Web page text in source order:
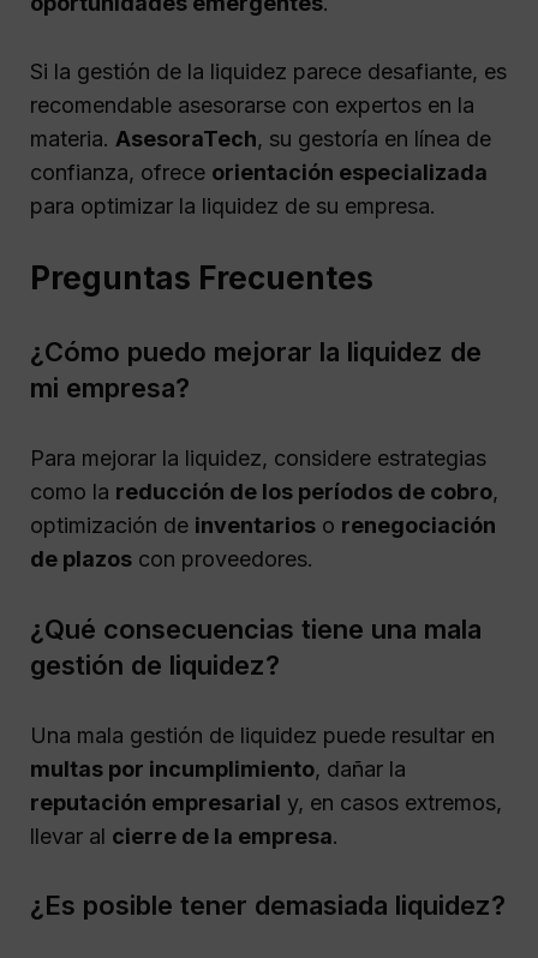
Si la gestión de la liquidez parece desafiante, es
recomendable asesorarse con expertos en la
materia. AsesoraTech, su gestoría en línea de
confianza, ofrece orientación especializada
para optimizar la liquidez de su empresa.
Preguntas Frecuentes
¿Cómo puedo mejorar la liquidez de
mi empresa?
Para mejorar la liquidez, considere estrategias
como la reducción de los períodos de cobro,
optimización de inventarios o renegociación
de plazos con proveedores.
¿Qué consecuencias tiene una mala
gestión de liquidez?
Una mala gestión de liquidez puede resultar en
multas por incumplimiento, dañar la
reputación empresarial y, en casos extremos,
llevar al cierre de la empresa.
¿Es posible tener demasiada liquidez?